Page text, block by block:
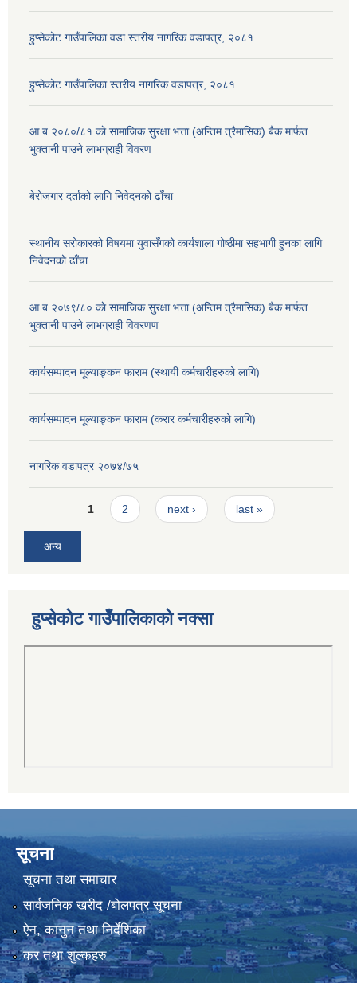
हुप्सेकोट गाउँपालिका वडा स्तरीय नागरिक वडापत्र, २०८१
हुप्सेकोट गाउँपालिका स्तरीय नागरिक वडापत्र, २०८१
आ.ब.२०८०/८१ काे सामाजिक सुरक्षा भत्ता (अन्तिम त्रैमासिक) बैक मार्फत
भुक्तानी पाउने लाभग्राही विवरण
बेरोजगार दर्ताको लागि निवेदनको ढाँचा
स्थानीय सरोकारको विषयमा युवासँगको कार्यशाला गोष्ठीमा सहभागी हुनका लागि
निवेदनको ढाँचा
आ.ब.२०७९/८० काे सामाजिक सुरक्षा भत्ता (अन्तिम त्रैमासिक) बैक मार्फत
भुक्तानी पाउने लाभग्राही विवरणण
कार्यसम्पादन मूल्याङ्कन फाराम (स्थायी कर्मचारीहरुको लागि)
कार्यसम्पादन मूल्याङ्कन फाराम (करार कर्मचारीहरुको लागि)
नागरिक वडापत्र २०७४/७५
Pages1 2 next › last »
अन्य
हुप्सेकोट गाउँपालिकाको नक्सा
सूचना
सूचना तथा समाचार
सार्वजनिक खरीद /बोलपत्र सूचना
ऐन, कानुन तथा निर्देशिका
कर तथा शुल्कहरु